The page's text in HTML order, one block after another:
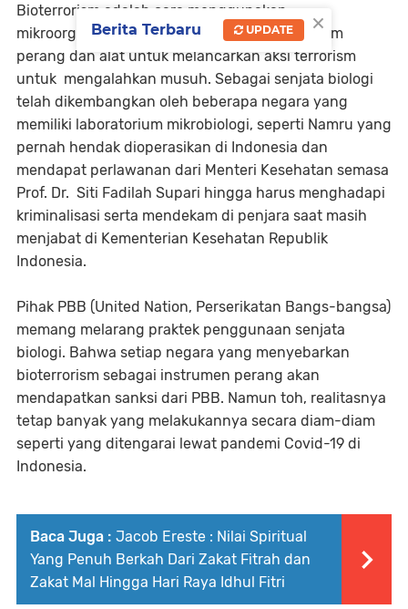
Bioterrorism adalah cara menggunakan
mikroorganisme patogen sebagai senjata dalam
perang dan alat untuk melancarkan aksi terrorism
untuk mengalahkan musuh. Sebagai senjata biologi
telah dikembangkan oleh beberapa negara yang
memiliki laboratorium mikrobiologi, seperti Namru yang
pernah hendak dioperasikan di Indonesia dan
mendapat perlawanan dari Menteri Kesehatan semasa
Prof. Dr. Siti Fadilah Supari hingga harus menghadapi
kriminalisasi serta mendekam di penjara saat masih
menjabat di Kementerian Kesehatan Republik
Indonesia.
Pihak PBB (United Nation, Perserikatan Bangs-bangsa)
memang melarang praktek penggunaan senjata
biologi. Bahwa setiap negara yang menyebarkan
bioterrorism sebagai instrumen perang akan
mendapatkan sanksi dari PBB. Namun toh, realitasnya
tetap banyak yang melakukannya secara diam-diam
seperti yang ditengarai lewat pandemi Covid-19 di
Indonesia.
Baca Juga : Jacob Ereste : Nilai Spiritual
Yang Penuh Berkah Dari Zakat Fitrah dan
Zakat Mal Hingga Hari Raya Idhul Fitri
×
Berita Terbaru UPDATE